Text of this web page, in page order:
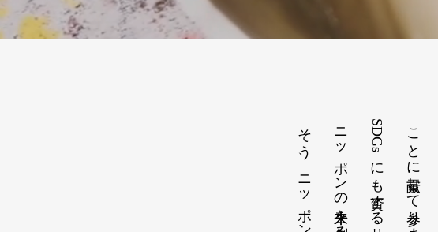
ことに貢献して参ります。